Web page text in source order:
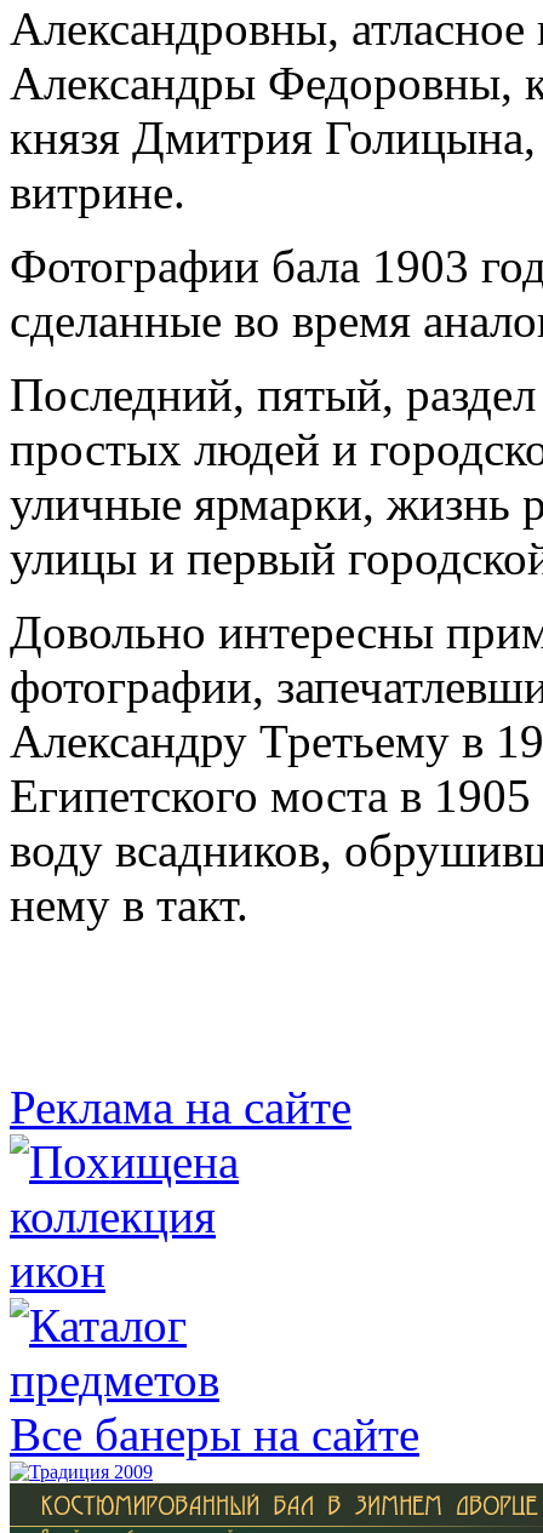
Александровны,
Александры Федоровны,
князя Дмитрия
витрине.
Фотографии бала 1903
сделанные во время
Последний, пятый,
простых людей и
уличные ярмарки, жизнь
улицы и первый
Довольно интересны
фотографии,
Александру Третьему в
Египетского моста в
воду всадников,
нему в такт.
Реклама на сайте
Все банеры на сайте